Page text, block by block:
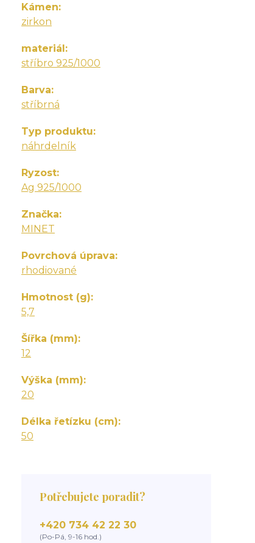
Kámen
zirkon
materiál
stříbro 925/1000
Barva
stříbrná
Typ produktu
náhrdelník
Ryzost
Ag 925/1000
Značka
MINET
Povrchová úprava
rhodiované
Hmotnost (g)
5,7
Šířka (mm)
12
Výška (mm)
20
Délka řetízku (cm)
50
Potřebujete poradit?
+420 734 42 22 30
(Po-Pá, 9-16 hod.)